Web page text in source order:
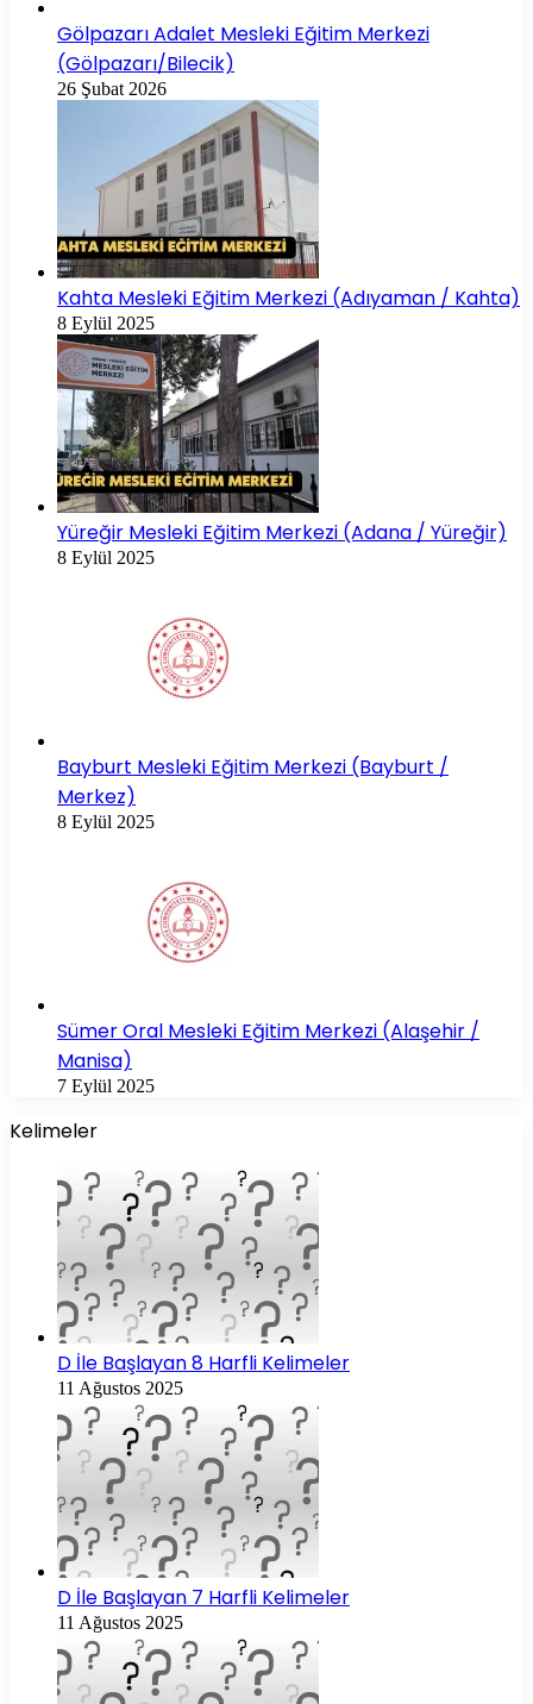
Gölpazarı Adalet Mesleki Eğitim Merkezi
(Gölpazarı/Bilecik)
26 Şubat 2026
Kahta Mesleki Eğitim Merkezi (Adıyaman / Kahta)
8 Eylül 2025
Yüreğir Mesleki Eğitim Merkezi (Adana / Yüreğir)
8 Eylül 2025
Bayburt Mesleki Eğitim Merkezi (Bayburt /
Merkez)
8 Eylül 2025
Sümer Oral Mesleki Eğitim Merkezi (Alaşehir /
Manisa)
7 Eylül 2025
Kelimeler
D İle Başlayan 8 Harfli Kelimeler
11 Ağustos 2025
D İle Başlayan 7 Harfli Kelimeler
11 Ağustos 2025